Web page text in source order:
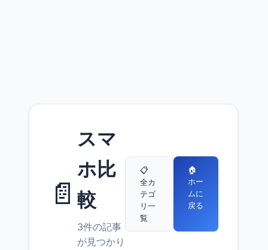
📄
スマ
ホ比
較
3件の記事
が見つかり
📋
全カ
テゴ
リ一
覧
🏠
ホー
ムに
戻る